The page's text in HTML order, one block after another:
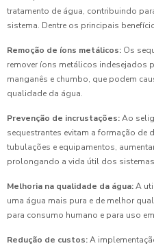
tratamento de água, contribuindo
sistema. Dentre os principais
Remoção de íons metálicos: Os
remover íons metálicos indesejados
manganês e chumbo, que podem
qualidade da água.
Prevenção de incrustações:Ao
sequestrantes evitam a formação de
tubulações e equipamentos,
prolongando a vida útil dos
Melhoria na qualidade da água:A
uma água mais pura e de melhor
para consumo humano e para uso
Redução de custos:A